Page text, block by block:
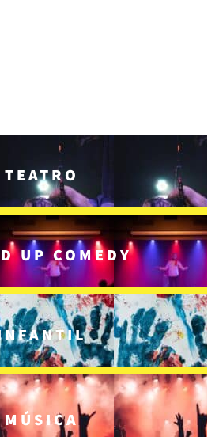
TEATRO
UP COMEDY
MÚSICA